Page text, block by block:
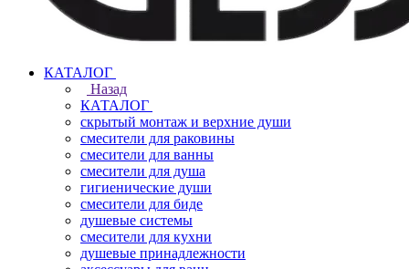
КАТАЛОГ
Назад
КАТАЛОГ
скрытый монтаж и верхние души
смесители для раковины
смесители для ванны
смесители для душа
гигиенические души
смесители для биде
душевые системы
смесители для кухни
душевые принадлежности